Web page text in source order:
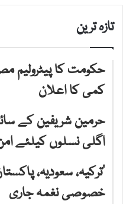
تازہ ترین
حکومت کا پیٹرولیم
کمی کا اعلان
حرمین شریفین کے
اگلی نسلوں کیلئے
‘ترکیہ، سعودیہ،
خصوصی نغمہ جاری